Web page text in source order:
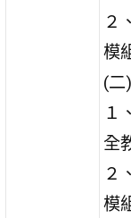
２
模
(二
１
全
２
模